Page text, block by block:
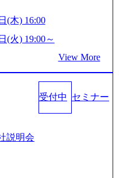
4e86-a85a-8649e1c532f9
our-vision-producti
9ffc-4f
images/202505021528
みを持つITコンサルティ
く世界のFinTech Ranki
。ITコンサルティング、
コンサルタントが集うXs
知見を持つシンプレクス
を築いている Xspear社
いる 技術と対話を通じ
貢献することを目指し
の対話 Vision:夢を未来
り半導体需要は世界中で
製造装置の需要も伸長
production.appspot.co
bb25-43a7-a367-542
our-visi
https://storag
public/image
aea4-924f21977d35_120
our-vision-production.a
(木) 16:00
(火) 19:00～
View More
受付中 セミナー
説明会